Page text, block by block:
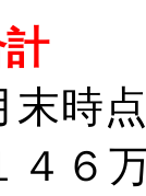
時
４６